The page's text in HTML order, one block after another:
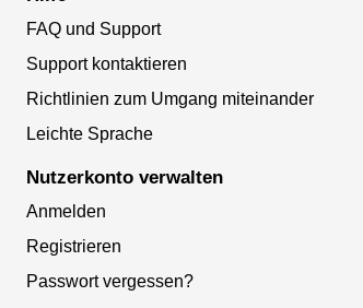
FAQ und Support
Support kontaktieren
Richtlinien zum Umgang miteinander
Leichte Sprache
Nutzerkonto verwalten
Anmelden
Registrieren
Passwort vergessen?